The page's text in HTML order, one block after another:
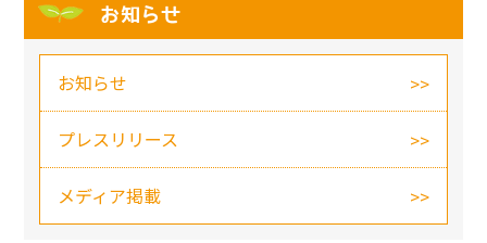
お知らせ
お知らせ
プレスリリース
メディア掲載